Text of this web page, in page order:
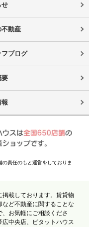
せ
不動産
フブログ
要
責任のもと運営をしておりま
載しております。賃貸物
ど不動産に関することな
お気軽にご相談くださ
中央店、ピタットハウス